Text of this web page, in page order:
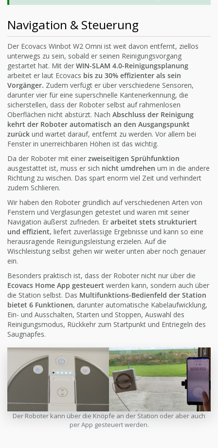
Navigation & Steuerung
Der Ecovacs Winbot W2 Omni ist weit davon entfernt, ziellos
unterwegs zu sein, sobald er seinen Reinigungsvorgang
gestartet hat. Mit der WIN-SLAM 4.0-Reinigungsplanung
arbeitet er laut Ecovacs bis zu 30% effizienter als sein
Vorgänger. Zudem verfügt er über verschiedene Sensoren,
darunter vier für eine superschnelle Kantenerkennung, die
sicherstellen, dass der Roboter selbst auf rahmenlosen
Oberflächen nicht abstürzt. Nach Abschluss der Reinigung
kehrt der Roboter automatisch an den Ausgangspunkt
zurück und wartet darauf, entfernt zu werden. Vor allem bei
Fenster in unerreichbaren Höhen ist das wichtig.
Da der Roboter mit einer zweiseitigen Sprühfunktion
ausgestattet ist, muss er sich nicht umdrehen um in die andere
Richtung zu wischen. Das spart enorm viel Zeit und verhindert
zudem Schlieren.
Wir haben den Roboter gründlich auf verschiedenen Arten von
Fenstern und Verglasungen getestet und waren mit seiner
Navigation äußerst zufrieden. Er arbeitet stets strukturiert
und effizient, liefert zuverlässige Ergebnisse und kann so eine
herausragende Reinigungsleistung erzielen. Auf die
Wischleistung selbst gehen wir weiter unten aber noch genauer
ein.
Besonders praktisch ist, dass der Roboter nicht nur über die
Ecovacs Home App gesteuert werden kann, sondern auch über
die Station selbst. Das Multifunktions-Bedienfeld der Station
bietet 6 Funktionen, darunter automatische Kabelaufwicklung,
Ein- und Ausschalten, Starten und Stoppen, Auswahl des
Reinigungsmodus, Rückkehr zum Startpunkt und Entriegeln des
Saugnapfes.
Der Roboter kann über die Knöpfe an der Station oder aber auch
per App gesteuert werden.